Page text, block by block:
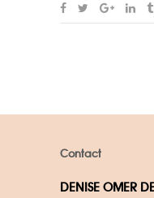
Contact
DENISE OMER